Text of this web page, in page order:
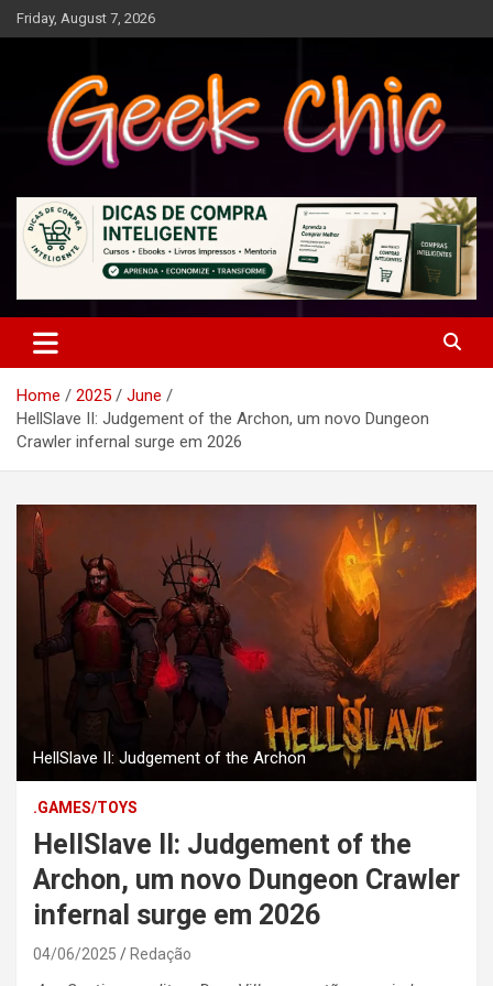
Skip
to
Friday, August 7, 2026
Geek Chic
Home 2025
June
HellSlave II: Judgement of the Archon, um novo Dungeon
Crawler infernal surge em 2026
HellSlave II: Judgement of the Archon
.GAMES/TOYS
HellSlave II: Judgement of the
Archon, um novo Dungeon Crawler
infernal surge em 2026
04/06/2025 Redação